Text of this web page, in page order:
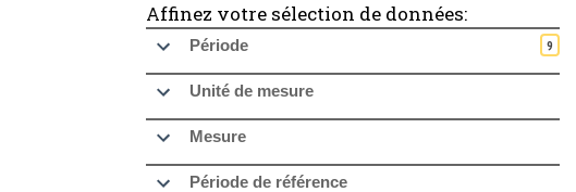
Affinez votre sélection de données:
Période 9
Unité de mesure
Mesure
Période de référence